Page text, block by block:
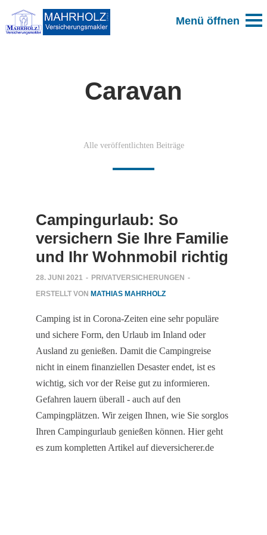
Caravan
Alle veröffentlichten Beiträge
Campingurlaub: So
versichern Sie Ihre Familie
und Ihr Wohnmobil richtig
28. JUNI 2021 - PRIVATVERSICHERUNGEN -
ERSTELLT VON MATHIAS MAHRHOLZ
Camping ist in Corona-Zeiten eine sehr populäre
und sichere Form, den Urlaub im Inland oder
Ausland zu genießen. Damit die Campingreise
nicht in einem finanziellen Desaster endet, ist es
wichtig, sich vor der Reise gut zu informieren.
Gefahren lauern überall - auch auf den
Campingplätzen. Wir zeigen Ihnen, wie Sie sorglos
Ihren Campingurlaub genießen können. Hier geht
es zum kompletten Artikel auf dieversicherer.de